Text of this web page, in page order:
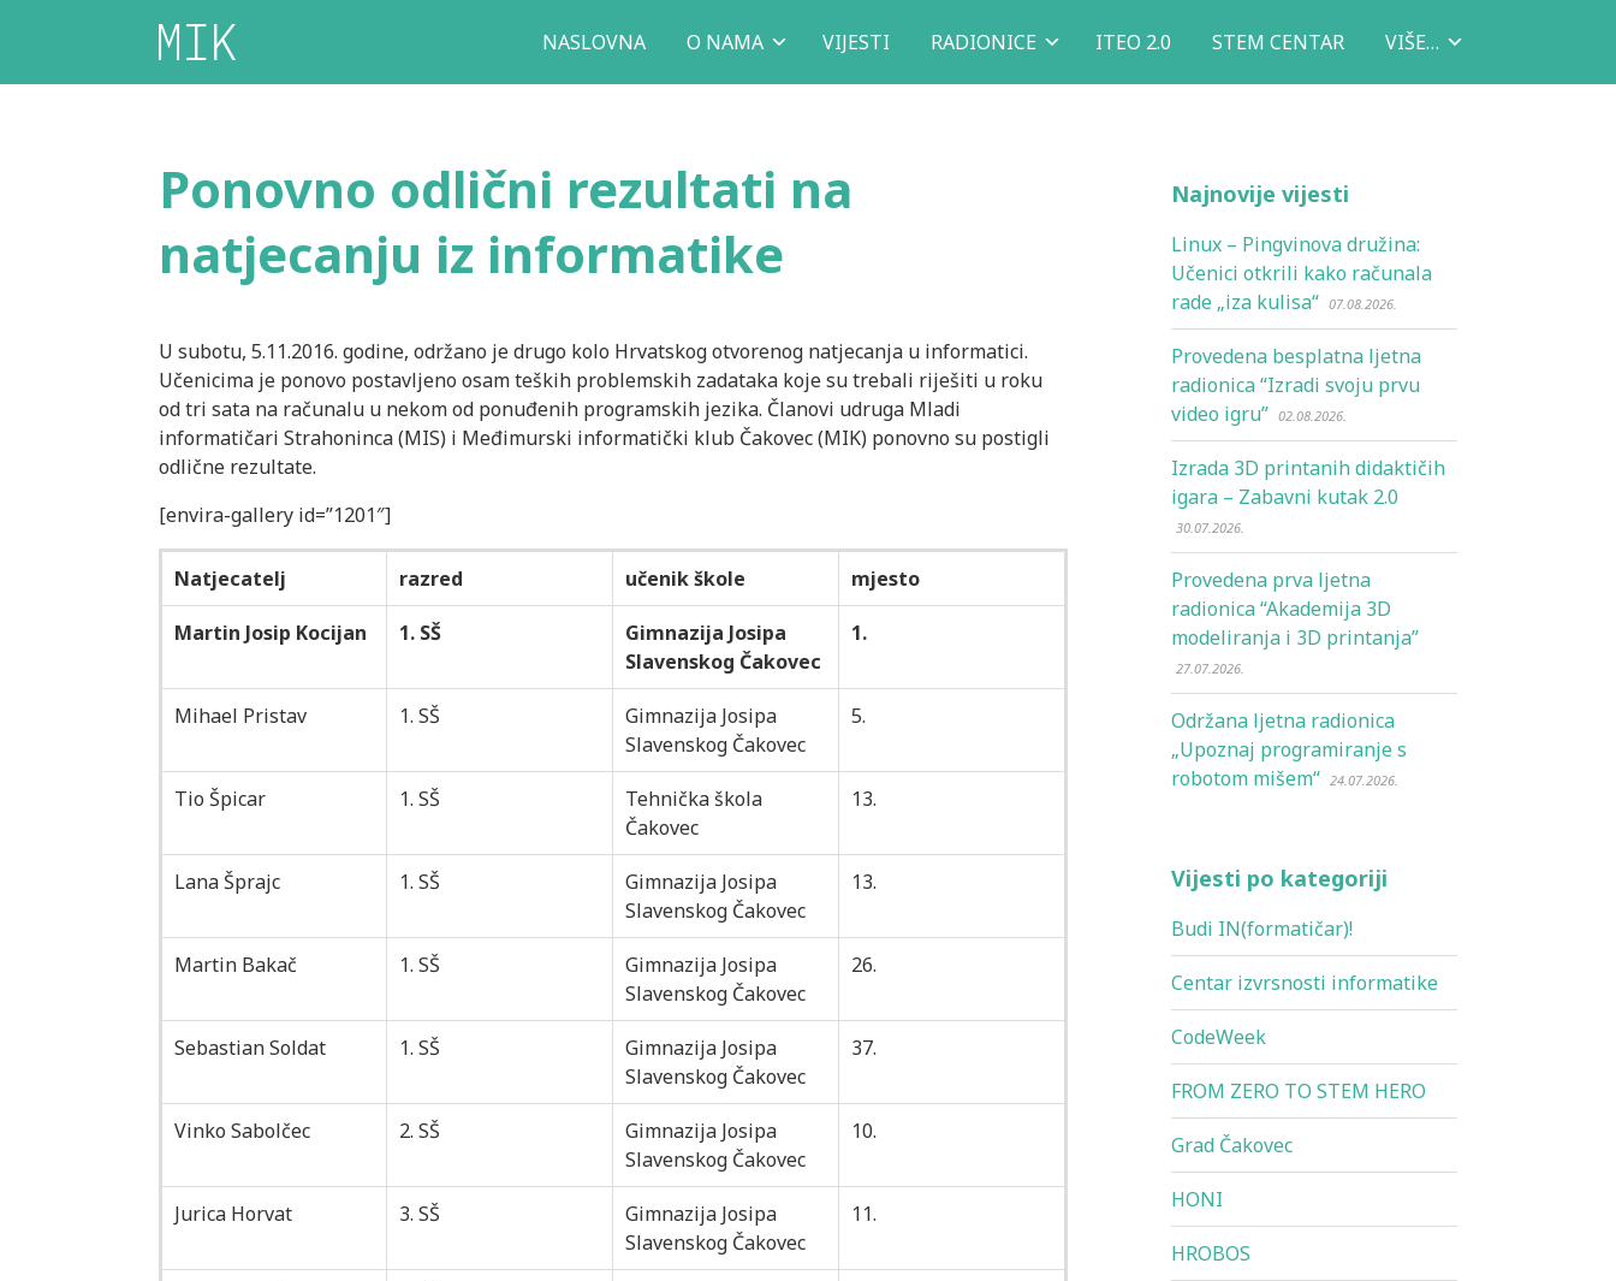
NASLOVNA O NAMA VIJESTI RADIONICE ITEO 2.0 STEM CENTAR VIŠE…
Ponovno odlični rezultati na
natjecanju iz informatike
U subotu, 5.11.2016. godine, održano je drugo kolo Hrvatskog otvorenog natjecanja u informatici.
Učenicima je ponovo postavljeno osam teških problemskih zadataka koje su trebali riješiti u roku
od tri sata na računalu u nekom od ponuđenih programskih jezika. Članovi udruga Mladi
informatičari Strahoninca (MIS) i Međimurski informatički klub Čakovec (MIK) ponovno su postigli
odlične rezultate.
[envira-gallery id=”1201″]
Natjecatelj razred učenik škole mjesto
Martin Josip Kocijan 1. SŠ
Gimnazija Josipa
Slavenskog Čakovec
1.
Mihael Pristav 1. SŠ
Gimnazija Josipa
Slavenskog Čakovec
5.
Tio Špicar 1. SŠ
Tehnička škola
Čakovec
13.
Lana Šprajc 1. SŠ
Gimnazija Josipa
Slavenskog Čakovec
13.
Martin Bakač 1. SŠ
Gimnazija Josipa
Slavenskog Čakovec
26.
Sebastian Soldat 1. SŠ
Gimnazija Josipa
Slavenskog Čakovec
37.
Vinko Sabolčec 2. SŠ
Gimnazija Josipa
Slavenskog Čakovec
10.
Jurica Horvat 3. SŠ
Gimnazija Josipa
Slavenskog Čakovec
11.
Najnovije vijesti
Linux – Pingvinova družina:
Učenici otkrili kako računala
rade „iza kulisa“ 07.08.2026.
Provedena besplatna ljetna
radionica “Izradi svoju prvu
video igru” 02.08.2026.
Izrada 3D printanih didaktičih
igara – Zabavni kutak 2.0
30.07.2026.
Provedena prva ljetna
radionica “Akademija 3D
modeliranja i 3D printanja”
27.07.2026.
Održana ljetna radionica
„Upoznaj programiranje s
robotom mišem“ 24.07.2026.
Vijesti po kategoriji
Budi IN(formatičar)!
Centar izvrsnosti informatike
CodeWeek
FROM ZERO TO STEM HERO
Grad Čakovec
HONI
HROBOS